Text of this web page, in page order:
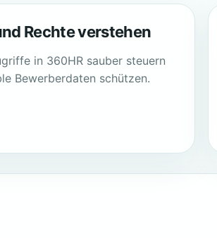
Rechte verstehen
in 360HR sauber steuern
Bewerberdaten schützen.